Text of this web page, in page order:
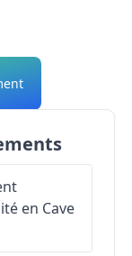
en Cave